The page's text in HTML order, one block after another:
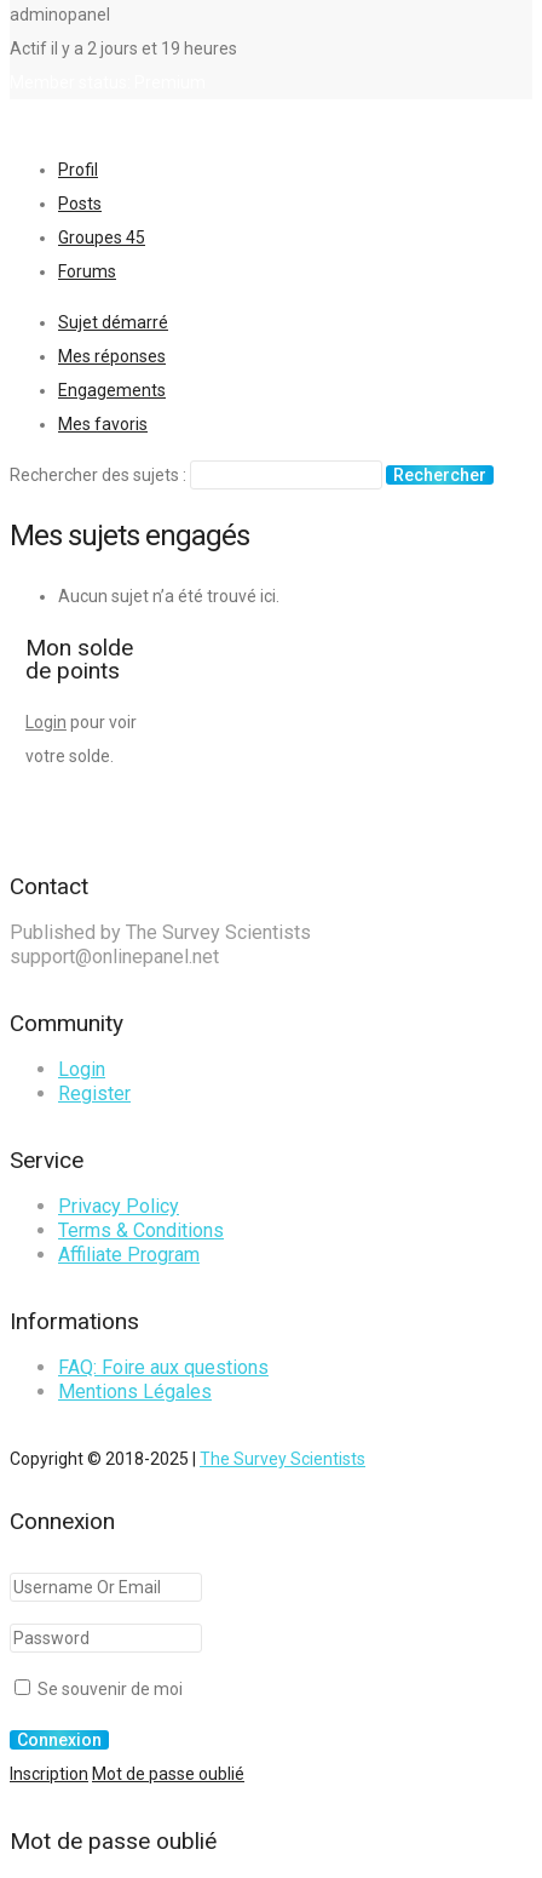
adminopanel
Actif il y a 2 jours et 19 heures
Profil
Posts
Groupes 45
Forums
Sujet démarré
Mes réponses
Engagements
Mes favoris
Rechercher des sujets :
Mes sujets engagés
Aucun sujet n’a été trouvé ici.
Mon solde
de points
Login pour voir
votre solde.
Contact
Published by The Survey Scientists
support@onlinepanel.net
Community
Login
Register
Service
Privacy Policy
Terms & Conditions
Affiliate Program
Informations
FAQ: Foire aux questions
Mentions Légales
Copyright © 2018-2025 | The Survey Scientists
Connexion
Se souvenir de moi
Inscription Mot de passe oublié
Mot de passe oublié